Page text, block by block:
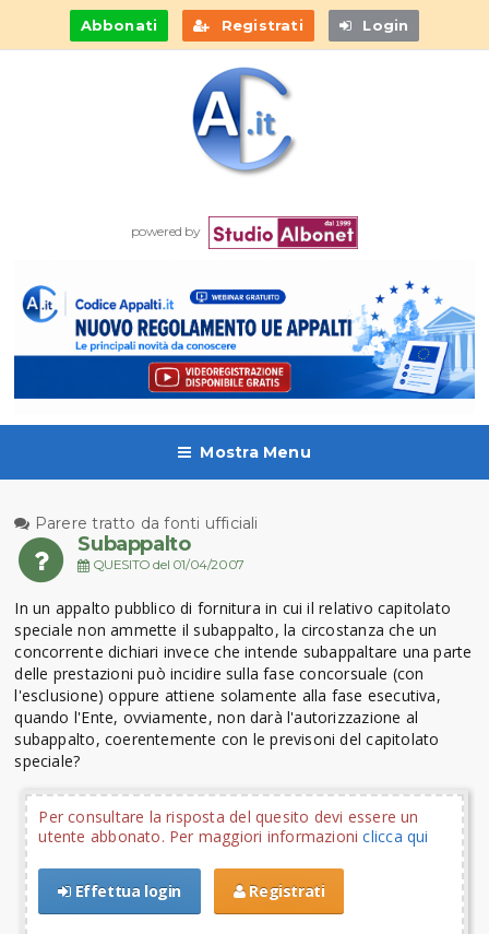
Abbonati Registrati Login
powered by
Mostra Menu
Parere tratto da fonti ufficiali
Subappalto
QUESITO del 01/04/2007
In un appalto pubblico di fornitura in cui il relativo capitolato
speciale non ammette il subappalto, la circostanza che un
concorrente dichiari invece che intende subappaltare una parte
delle prestazioni può incidire sulla fase concorsuale (con
l'esclusione) oppure attiene solamente alla fase esecutiva,
quando l'Ente, ovviamente, non darà l'autorizzazione al
subappalto, coerentemente con le previsoni del capitolato
speciale?
Per consultare la risposta del quesito devi essere un
utente abbonato. Per maggiori informazioniclicca qui
Effettua login Registrati